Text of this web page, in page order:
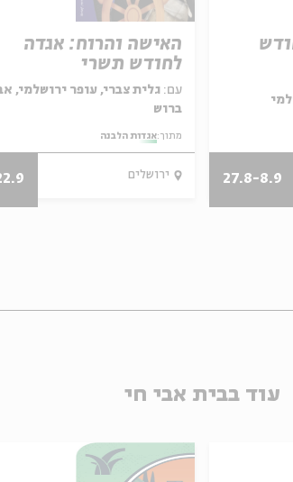
27.8-8.9
האישה והרוח: אגדה
לחודש תשרי
עם: גלית צברי, עופר ירושלמי,
ברוש
מתוך:אגדות הלבנה
ירושלים
עוד בבית אבי חי